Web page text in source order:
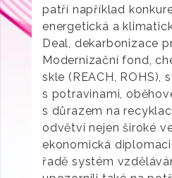
patří například
energetická a
Deal, dekarbonizace
Modernizační fond,
skle (REACH, ROHS),
s potravinami,
s důrazem na
odvětví nejen široké
ekonomická
řadě systém